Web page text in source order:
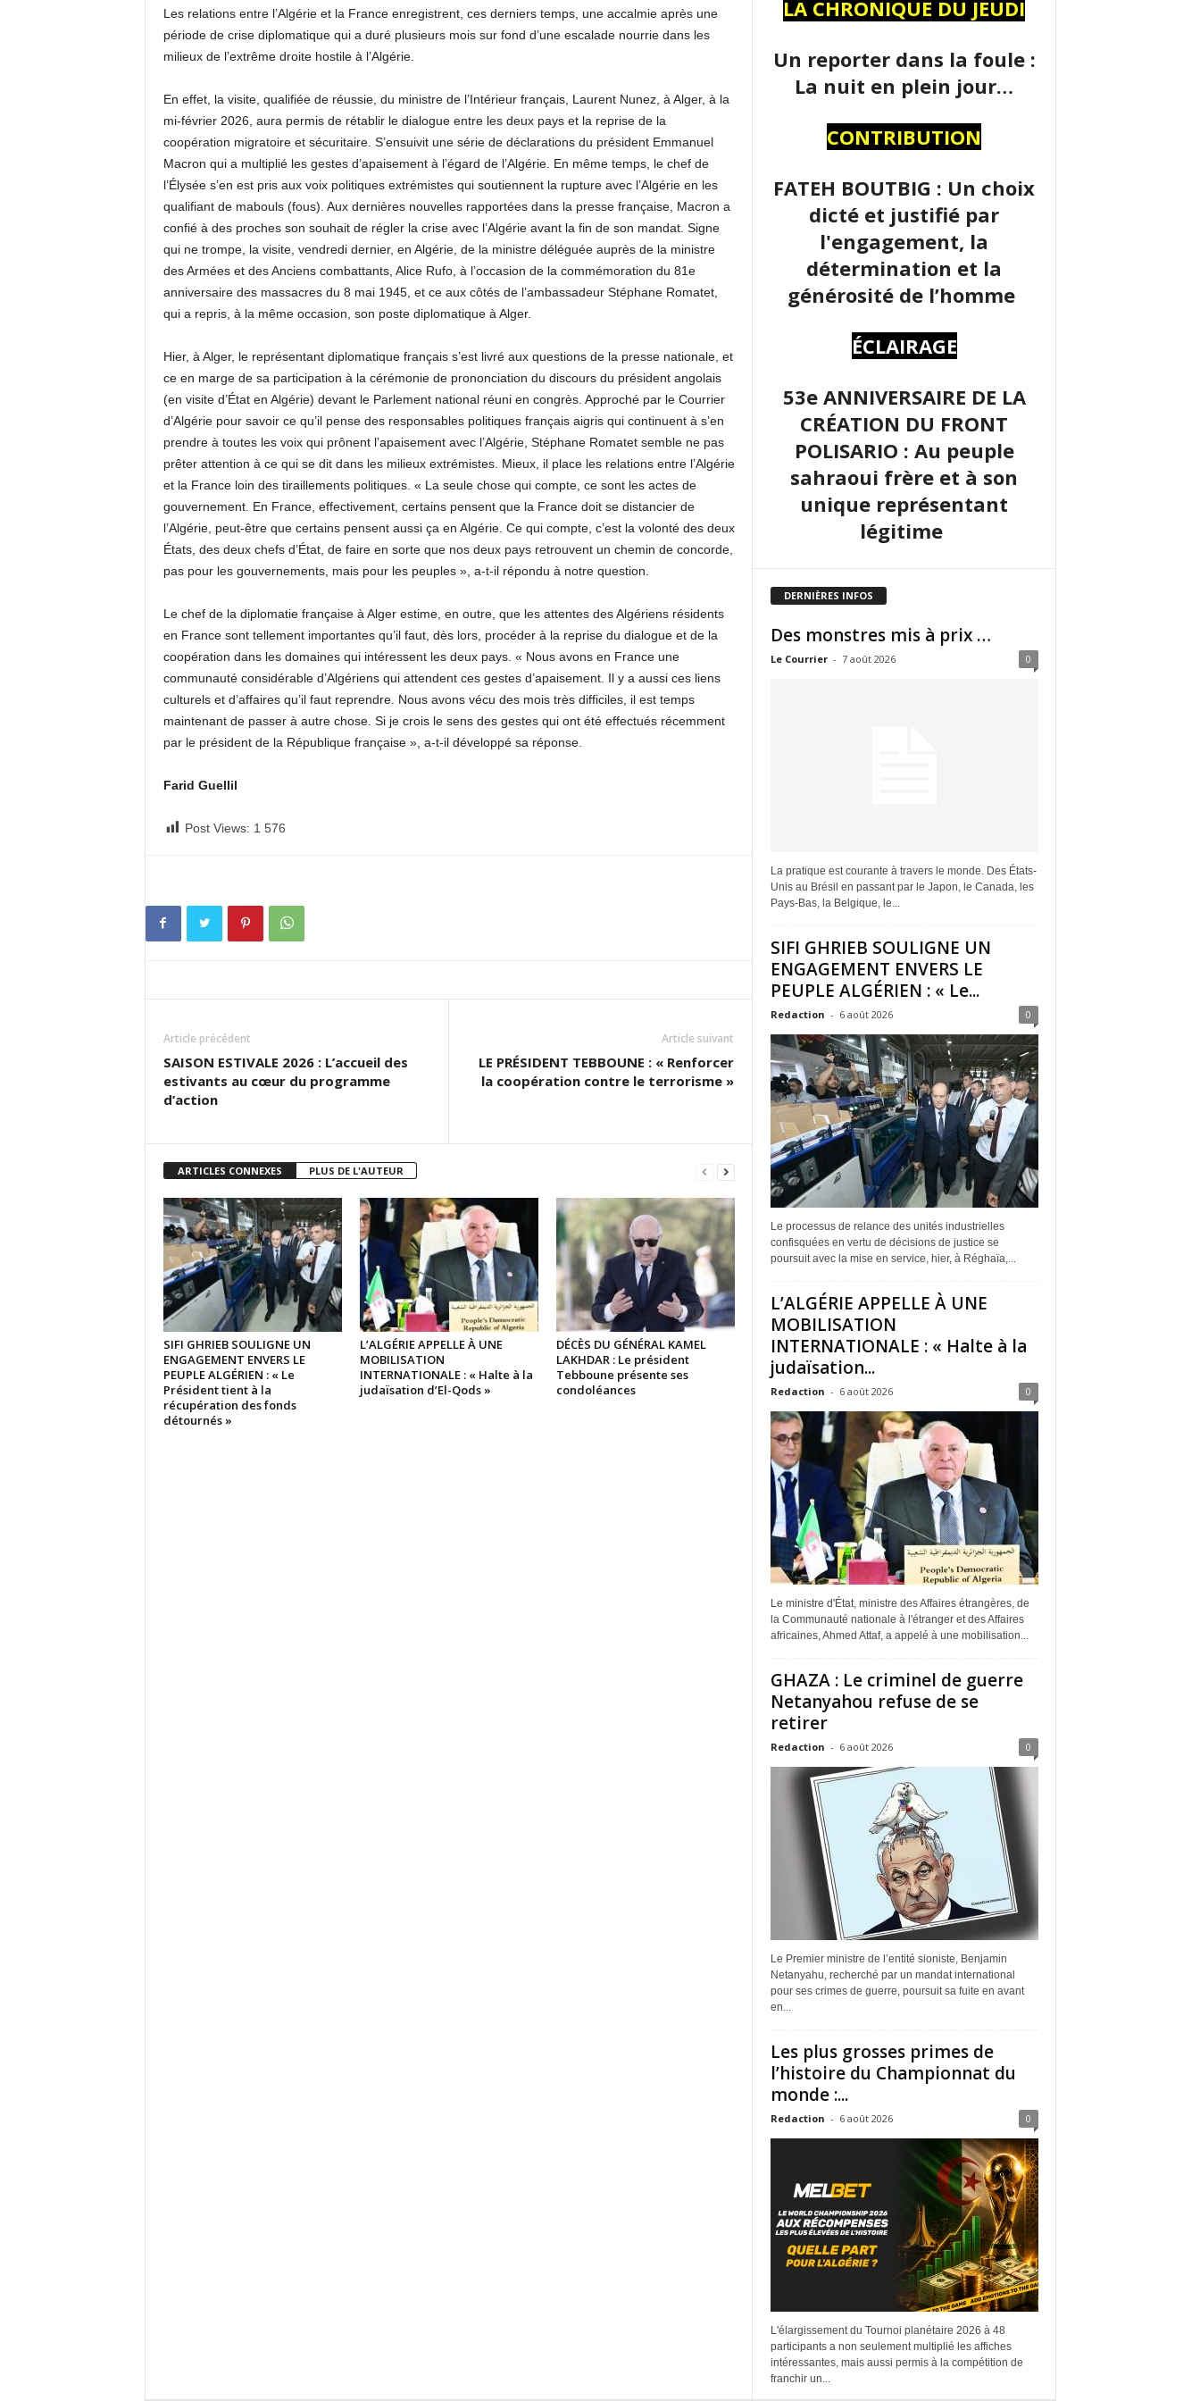
Les relations entre l’Algérie et la France enregistrent, ces derniers temps, une accalmie après une
période de crise diplomatique qui a duré plusieurs mois sur fond d’une escalade nourrie dans les
milieux de l’extrême droite hostile à l’Algérie.
En effet, la visite, qualifiée de réussie, du ministre de l’Intérieur français, Laurent Nunez, à Alger, à la
mi-février 2026, aura permis de rétablir le dialogue entre les deux pays et la reprise de la
coopération migratoire et sécuritaire. S’ensuivit une série de déclarations du président Emmanuel
Macron qui a multiplié les gestes d’apaisement à l’égard de l’Algérie. En même temps, le chef de
l’Élysée s’en est pris aux voix politiques extrémistes qui soutiennent la rupture avec l’Algérie en les
qualifiant de mabouls (fous). Aux dernières nouvelles rapportées dans la presse française, Macron a
confié à des proches son souhait de régler la crise avec l’Algérie avant la fin de son mandat. Signe
qui ne trompe, la visite, vendredi dernier, en Algérie, de la ministre déléguée auprès de la ministre
des Armées et des Anciens combattants, Alice Rufo, à l’occasion de la commémoration du 81e
anniversaire des massacres du 8 mai 1945, et ce aux côtés de l’ambassadeur Stéphane Romatet,
qui a repris, à la même occasion, son poste diplomatique à Alger.
Hier, à Alger, le représentant diplomatique français s’est livré aux questions de la presse nationale, et
ce en marge de sa participation à la cérémonie de prononciation du discours du président angolais
(en visite d’État en Algérie) devant le Parlement national réuni en congrès. Approché par le Courrier
d’Algérie pour savoir ce qu’il pense des responsables politiques français aigris qui continuent à s’en
prendre à toutes les voix qui prônent l’apaisement avec l’Algérie, Stéphane Romatet semble ne pas
prêter attention à ce qui se dit dans les milieux extrémistes. Mieux, il place les relations entre l’Algérie
et la France loin des tiraillements politiques. « La seule chose qui compte, ce sont les actes de
gouvernement. En France, effectivement, certains pensent que la France doit se distancier de
l’Algérie, peut-être que certains pensent aussi ça en Algérie. Ce qui compte, c’est la volonté des deux
États, des deux chefs d’État, de faire en sorte que nos deux pays retrouvent un chemin de concorde,
pas pour les gouvernements, mais pour les peuples », a-t-il répondu à notre question.
Le chef de la diplomatie française à Alger estime, en outre, que les attentes des Algériens résidents
en France sont tellement importantes qu’il faut, dès lors, procéder à la reprise du dialogue et de la
coopération dans les domaines qui intéressent les deux pays. « Nous avons en France une
communauté considérable d’Algériens qui attendent ces gestes d’apaisement. Il y a aussi ces liens
culturels et d’affaires qu’il faut reprendre. Nous avons vécu des mois très difficiles, il est temps
maintenant de passer à autre chose. Si je crois le sens des gestes qui ont été effectués récemment
par le président de la République française », a-t-il développé sa réponse.
Farid Guellil
Post Views: 1 576
Article précédent
SAISON ESTIVALE 2026 : L’accueil des
estivants au cœur du programme
d’action
Article suivant
LE PRÉSIDENT TEBBOUNE : « Renforcer
la coopération contre le terrorisme »
ARTICLES CONNEXES PLUS DE L'AUTEUR
SIFI GHRIEB SOULIGNE UN
ENGAGEMENT ENVERS LE
PEUPLE ALGÉRIEN : « Le
Président tient à la
récupération des fonds
détournés »
L’ALGÉRIE APPELLE À UNE
MOBILISATION
INTERNATIONALE : « Halte à la
judaïsation d’El-Qods »
DÉCÈS DU GÉNÉRAL KAMEL
LAKHDAR : Le président
Tebboune présente ses
condoléances
LA CHRONIQUE DU JEUDI
Un reporter dans la foule :
La nuit en plein jour…
CONTRIBUTION
FATEH BOUTBIG : Un choix
dicté et justifié par
l'engagement, la
détermination et la
générosité de l’homme
ÉCLAIRAGE
53e ANNIVERSAIRE DE LA
CRÉATION DU FRONT
POLISARIO : Au peuple
sahraoui frère et à son
unique représentant
légitime
DERNIÈRES INFOS
Des monstres mis à prix …
Le Courrier - 7 août 2026 0
La pratique est courante à travers le monde. Des États-
Unis au Brésil en passant par le Japon, le Canada, les
Pays-Bas, la Belgique, le...
SIFI GHRIEB SOULIGNE UN
ENGAGEMENT ENVERS LE
PEUPLE ALGÉRIEN : « Le...
Redaction - 6 août 2026 0
Le processus de relance des unités industrielles
confisquées en vertu de décisions de justice se
poursuit avec la mise en service, hier, à Réghaïa,...
L’ALGÉRIE APPELLE À UNE
MOBILISATION
INTERNATIONALE : « Halte à la
judaïsation...
Redaction - 6 août 2026 0
Le ministre d'État, ministre des Affaires étrangères, de
la Communauté nationale à l'étranger et des Affaires
africaines, Ahmed Attaf, a appelé à une mobilisation...
GHAZA : Le criminel de guerre
Netanyahou refuse de se
retirer
Redaction - 6 août 2026 0
Le Premier ministre de l’entité sioniste, Benjamin
Netanyahu, recherché par un mandat international
pour ses crimes de guerre, poursuit sa fuite en avant
en...
Les plus grosses primes de
l’histoire du Championnat du
monde :...
Redaction - 6 août 2026 0
L'élargissement du Tournoi planétaire 2026 à 48
participants a non seulement multiplié les affiches
intéressantes, mais aussi permis à la compétition de
franchir un...